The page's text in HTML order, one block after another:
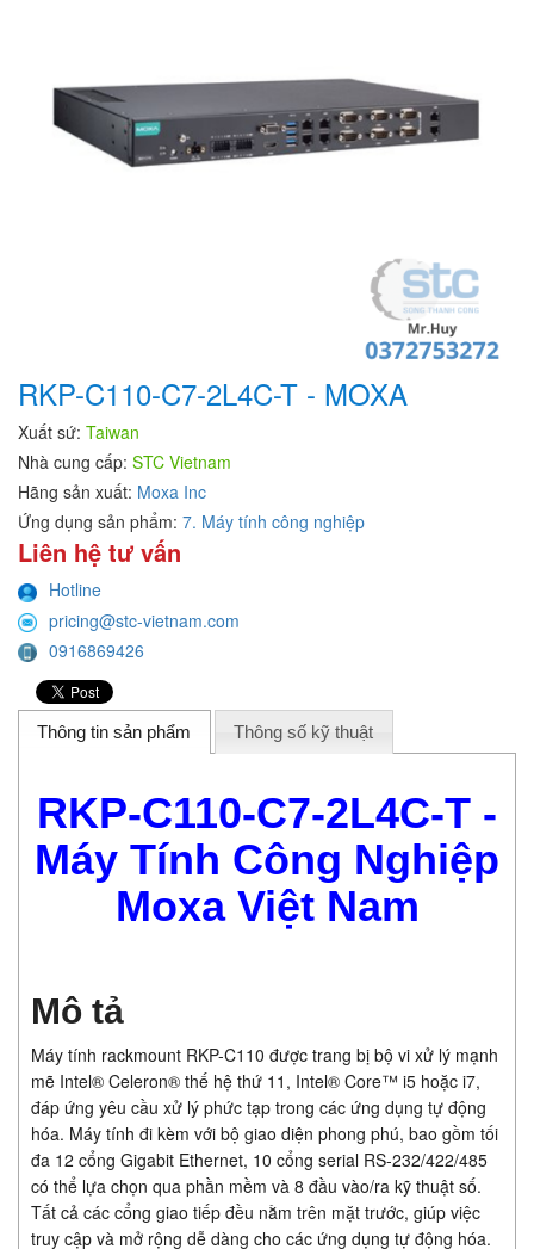
RKP-C110-C7-2L4C-T - MOXA
Xuất sứ: Taiwan
Nhà cung cấp: STC Vietnam
Hãng sản xuất: Moxa Inc
Ứng dụng sản phẩm: 7. Máy tính công nghiệp
Liên hệ tư vấn
Hotline
pricing@stc-vietnam.com
0916869426
Thông tin sản phẩm Thông số kỹ thuật
RKP-C110-C7-2L4C-T -
Máy Tính Công Nghiệp
Moxa Việt Nam
Mô tả
Máy tính rackmount RKP-C110 được trang bị bộ vi xử lý mạnh
mẽ Intel® Celeron® thế hệ thứ 11, Intel® Core™ i5 hoặc i7,
đáp ứng yêu cầu xử lý phức tạp trong các ứng dụng tự động
hóa. Máy tính đi kèm với bộ giao diện phong phú, bao gồm tối
đa 12 cổng Gigabit Ethernet, 10 cổng serial RS-232/422/485
có thể lựa chọn qua phần mềm và 8 đầu vào/ra kỹ thuật số.
Tất cả các cổng giao tiếp đều nằm trên mặt trước, giúp việc
truy cập và mở rộng dễ dàng cho các ứng dụng tự động hóa.